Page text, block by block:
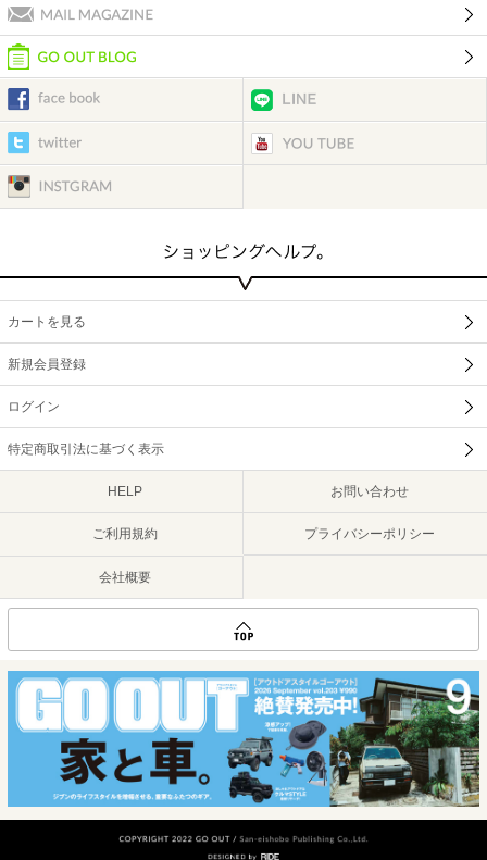
カートを見る
新規会員登録
ログイン
特定商取引法に基づく表示
HELP お問い合わせ
ご利用規約 プライバシーポリシー
会社概要